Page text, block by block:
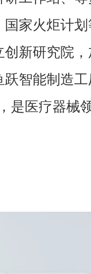
家火炬计
创新研究院
跃智能制造
是医疗器械